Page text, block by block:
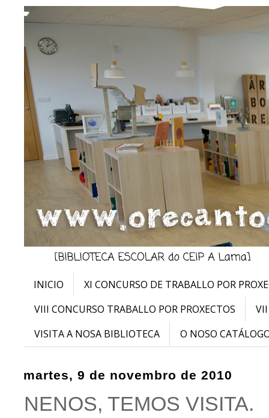
INICIO
XI CONCURSO DE TRABALLO POR
VIII CONCURSO TRABALLO POR PROXECTOS
VISITA A NOSA BIBLIOTECA
O NOSO
martes, 9 de novembro de 2010
NENOS, TEMOS VISITA.